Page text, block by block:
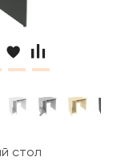
стол Рива / Riva